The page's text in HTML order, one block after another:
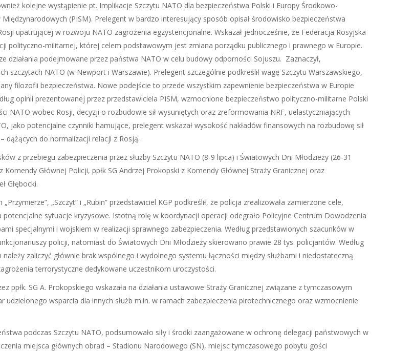
kolejne wystąpienie pt. Implikacje Szczytu NATO dla bezpieczeństwa Polski i Europy Środkowo-
(PISM). Prelegent w bardzo interesujący sposób opisał środowisko bezpieczeństwa
upatrującej w rozwoju NATO zagrożenia egzystencjonalne. Wskazał jednocześnie, że Federacja Rosyjska
polityczno-militarnej, której celem podstawowym jest zmiana porządku publicznego i prawnego w Europie.
działania podejmowane przez państwa NATO w celu budowy odporności Sojuszu. Zaznaczył,
NATO (w Newport i Warszawie). Prelegent szczególnie podkreślił wagę Szczytu Warszawskiego,
filozofii bezpieczeństwa. Nowe podejście to przede wszystkim zapewnienie bezpieczeństwa w Europie
opinii prezentowanej przez przedstawiciela PISM, wzmocnione bezpieczeństwo polityczno-militarne Polski
NATO wobec Rosji, decyzji o rozbudowie sił wysuniętych oraz zreformowania NRF, uelastyczniających
jako potencjalne czynniki hamujące, prelegent wskazał wysokość nakładów finansowych na rozbudowę sił
dążących do normalizacji relacji z Rosją.
z przebiegu zabezpieczenia przez służby Szczytu NATO (8-9 lipca) i Światowych Dni Młodzieży (26-31
Głównej Policji, ppłk SG Andrzej Prokopski z Komendy Głównej Straży Granicznej oraz
Głębocki.
„Szczyt” i „Rubin” przedstawiciel KGP podkreślił, że policja zrealizowała zamierzone cele,
sytuacje kryzysowe. Istotną rolę w koordynacji operacji odegrało Policyjne Centrum Dowodzenia
specjalnymi i wojskiem w realizacji sprawnego zabezpieczenia. Według przedstawionych szacunków w
policji, natomiast do Światowych Dni Młodzieży skierowano prawie 28 tys. policjantów. Według
zaliczyć głównie brak wspólnego i wydolnego systemu łączności między służbami i niedostateczną
terrorystyczne dedykowane uczestnikom uroczystości.
ppłk. SG A. Prokopskiego wskazała na działania ustawowe Straży Granicznej związane z tymczasowym
wsparcia dla innych służb m.in. w ramach zabezpieczenia pirotechnicznego oraz wzmocnienie
podczas Szczytu NATO, podsumowało siły i środki zaangażowane w ochronę delegacji państwowych w
miejsca głównych obrad – Stadionu Narodowego (SN), miejsc tymczasowego pobytu gości